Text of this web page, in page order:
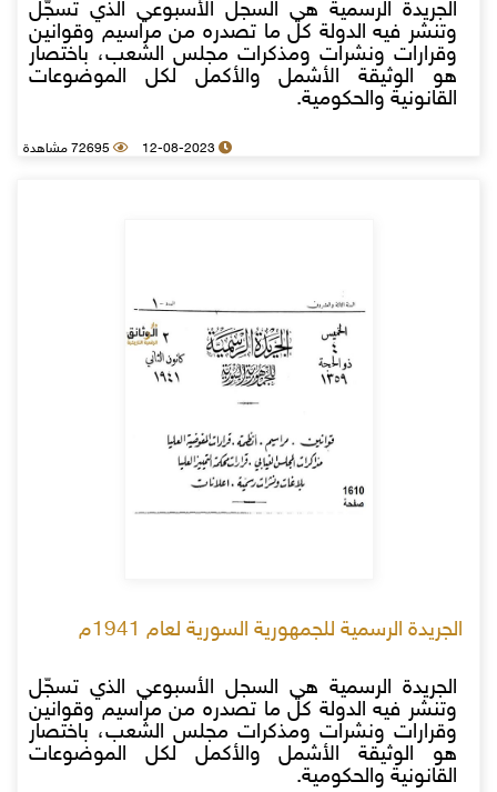
الجريدة الرسمية هي السجل الأسبوعي الذي تسجّل
وتنشر فيه الدولة كل ما تصدره من مراسيم وقوانين
وقرارات ونشرات ومذكرات مجلس الشعب، باختصار
هو الوثيقة الأشمل والأكمل لكل الموضوعات
القانونية والحكومية.
12-08-2023 72695 مشاهدة
الجريدة الرسمية للجمهورية السورية لعام 1941م
الجريدة الرسمية هي السجل الأسبوعي الذي تسجّل
وتنشر فيه الدولة كل ما تصدره من مراسيم وقوانين
وقرارات ونشرات ومذكرات مجلس الشعب، باختصار
هو الوثيقة الأشمل والأكمل لكل الموضوعات
القانونية والحكومية.